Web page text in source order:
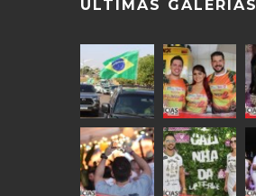
ÚLTIMAS GALERIAS